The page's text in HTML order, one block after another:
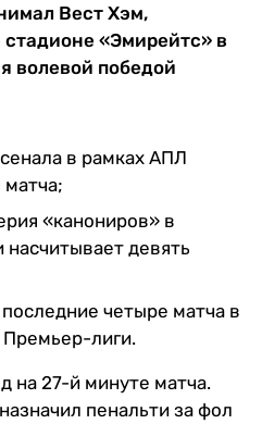
Вест Хэм,
стадионе «Эмирейтс» в
волевой победой
в рамках АПЛ
матча;
«канониров» в
девять
четыре матча в
Премьер-лиги.
на 27-й минуте матча.
пенальти за фол